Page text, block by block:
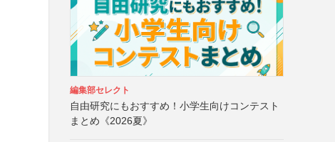
編集部セレクト
自由研究にもおすすめ！小学生向けコンテスト
まとめ《2026夏》